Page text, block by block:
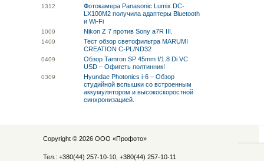
1312
Фотокамера Panasonic Lumix DC-
LX100M2 получила адаптеры Bluetooth
и Wi-Fi
1009 Nikon Z 7 против Sony a7R III.
1409
Тест обзор светофильтра MARUMI
CREATION C-PL/ND32
0409
Обзор Tamron SP 45mm f/1.8 Di VC
USD – Офигеть полтинник!
0309
Hyundae Photonics i-6 – Обзор
студийной вспышки со встроенным
аккумулятором и высокоскоростной
синхронизацией.
Copyright © 2026 ООО «Профото»
Тел.: +380(44) 257-10-10, +380(44) 257-10-11